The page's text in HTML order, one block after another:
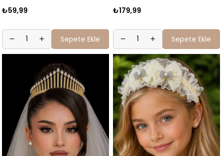
₺59,99
Sepete Ekle
₺179,99
Sepete Ekle